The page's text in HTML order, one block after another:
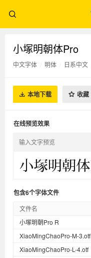
小塚明朝体Pro
中文字体 明体 日系中文
本地下载 收藏
在线预览效果
包含6个字体文件
文件名
小塚明朝Pro R
XiaoMingChaoPro-M-3.otf
XiaoMingChaoPro-L-4.otf